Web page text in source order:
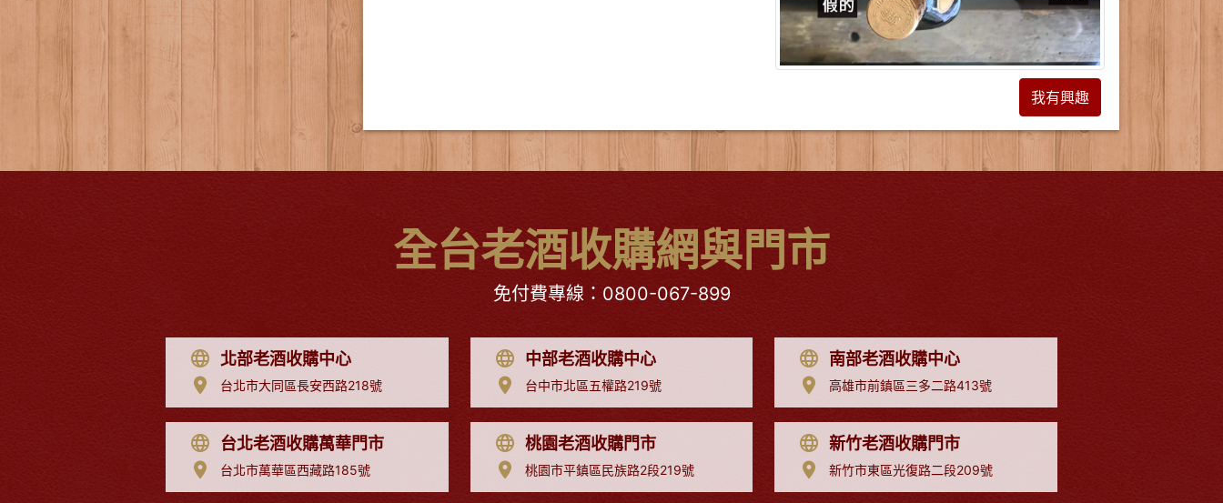
我有興趣
全台老酒收購網與門市
免付費專線： 0800-067-899
北部老酒收購中心
台北市大同區長安西路218號
中部老酒收購中心
台中市北區五權路219號
南部老酒收購中心
高雄市前鎮區三多二路413號
台北老酒收購萬華門市
台北市萬華區西藏路185號
桃園老酒收購門市
桃園市平鎮區民族路2段219號
新竹老酒收購門市
新竹市東區光復路二段209號